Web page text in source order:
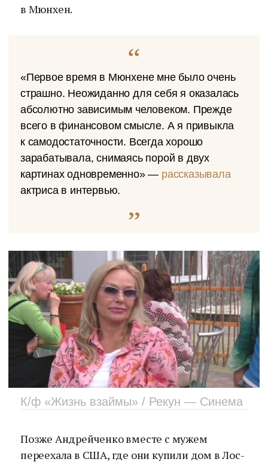
в Мюнхен.
«Первое время в Мюнхене мне было очень
страшно. Неожиданно для себя я оказалась
абсолютно зависимым человеком. Прежде
всего в финансовом смысле. А я привыкла
к самодостаточности. Всегда хорошо
зарабатывала, снимаясь порой в двух
картинах одновременно» — рассказывала
актриса в интервью.
К/ф «Жизнь взаймы» / Рекун — Синема
Позже Андрейченко вместе с мужем
переехала в США, где они купили дом в Лос-